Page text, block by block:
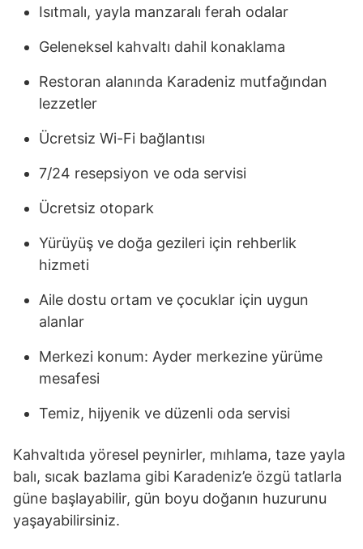
Isıtmalı, yayla manzaralı ferah odalar
Geleneksel kahvaltı dahil konaklama
Restoran alanında Karadeniz mutfağından
lezzetler
Ücretsiz Wi-Fi bağlantısı
7/24 resepsiyon ve oda servisi
Ücretsiz otopark
Yürüyüş ve doğa gezileri için rehberlik
hizmeti
Aile dostu ortam ve çocuklar için uygun
alanlar
Merkezi konum: Ayder merkezine yürüme
mesafesi
Temiz, hijyenik ve düzenli oda servisi
Kahvaltıda yöresel peynirler, mıhlama, taze yayla
balı, sıcak bazlama gibi Karadeniz’e özgü tatlarla
güne başlayabilir, gün boyu doğanın huzurunu
yaşayabilirsiniz.